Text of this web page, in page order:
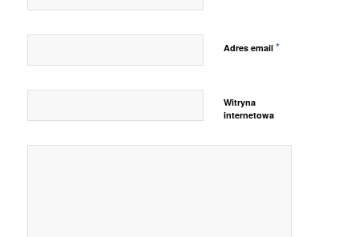
Adres email *
Witryna
internetowa